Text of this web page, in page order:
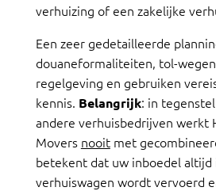
verhuizing of een zakelijke
Een zeer gedetailleerde
douaneformaliteiten, tol-
regelgeving en gebruiken
kennis. Belangrijk: in
andere verhuisbedrijven werkt
Movers nooitmet
betekent dat uw inboedel altijd
verhuiswagen wordt vervoerd